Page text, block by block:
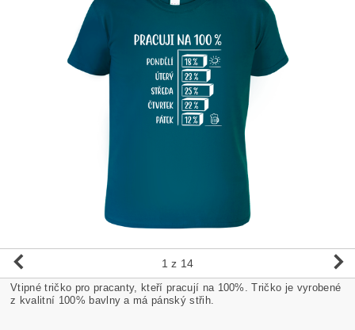
1 z 14
Vtipné tričko pro pracanty, kteří pracují na 100%. Tričko je vyrobené
z kvalitní 100% bavlny a má pánský střih.